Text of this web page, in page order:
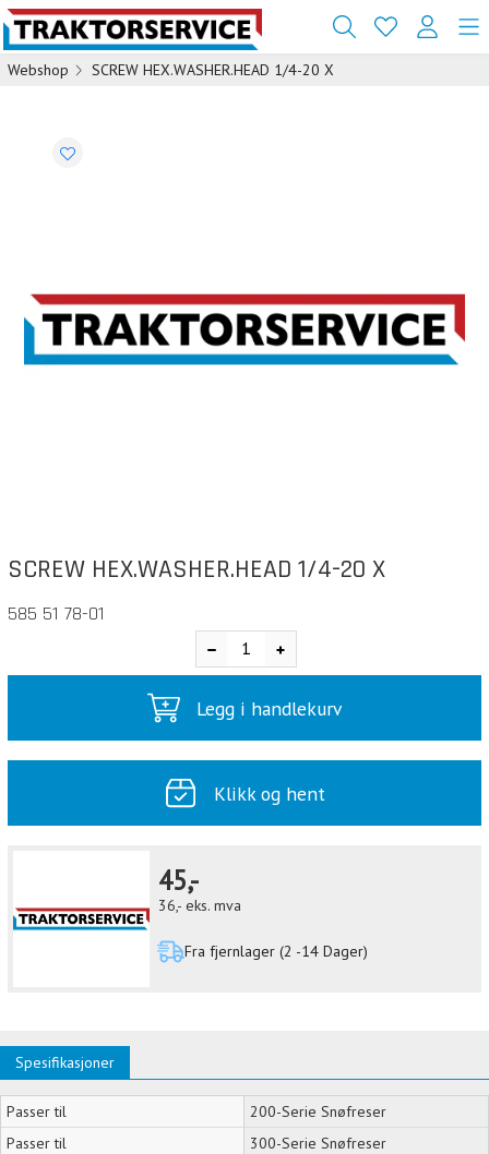
Webshop SCREW HEX.WASHER.HEAD 1/4-20 X
SCREW HEX.WASHER.HEAD 1/4-20 X
585 51 78-01
Legg i handlekurv
Klikk og hent
45,-
36,- eks. mva
Fra fjernlager (2 -14 Dager)
Spesifikasjoner
Passer til
200-Serie Snøfreser
Passer til
300-Serie Snøfreser